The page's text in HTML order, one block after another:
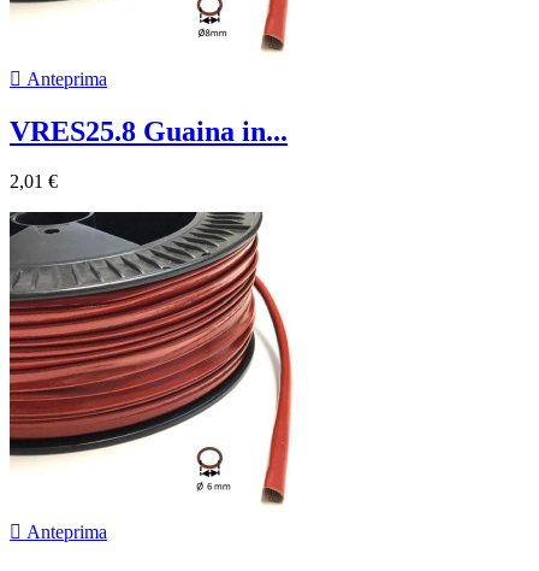
 Anteprima
VRES25.8 Guaina in...
2,01 €
 Anteprima